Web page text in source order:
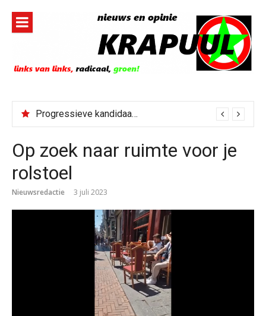
inhoud
Progressieve kandidaat El-Sayed senaatskandidaat Michigan
Op zoek naar ruimte voor je
rolstoel
Nieuwsredactie 3 juli 2023